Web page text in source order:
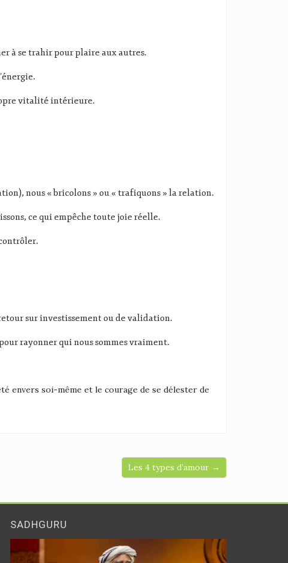
à se trahir pour plaire aux autres.
.
vitalité intérieure.
nous « bricolons » ou « trafiquons » la relation.
ce qui empêche toute joie réelle.
.
sur investissement ou de validation.
rayonner qui nous sommes vraiment.
envers soi-même et le courage de se délester de
Les 4 types d’amour →
SADHGURU